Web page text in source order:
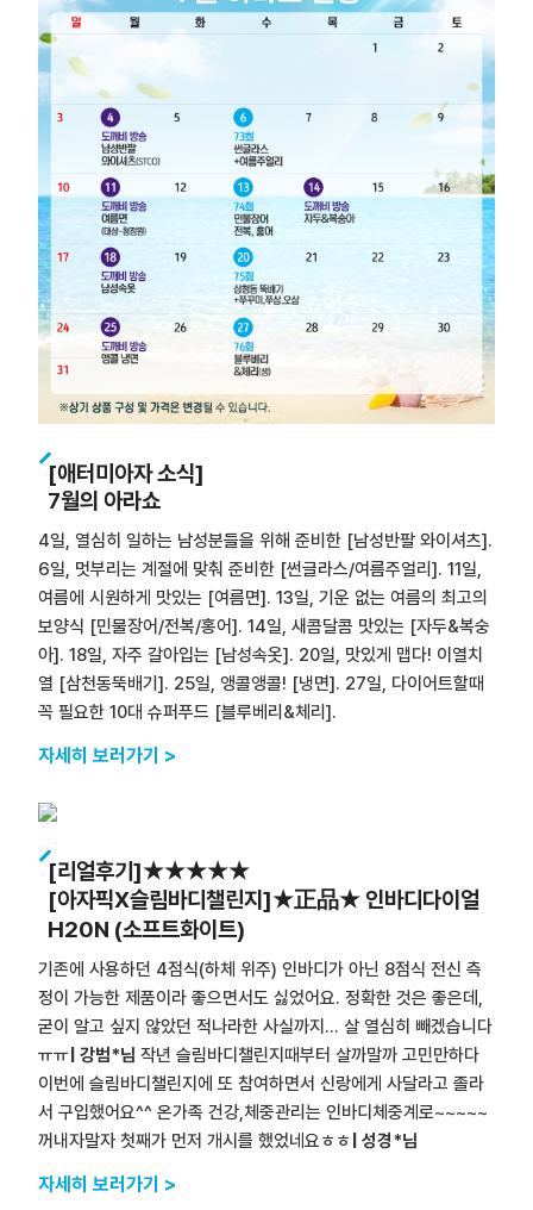
[애터미아자 소식]
7월의 아라쇼
4일, 열심히 일하는 남성분들을 위해 준비한 [남성반팔 와이셔츠].
6일, 멋부리는 계절에 맞춰 준비한 [썬글라스/여름주얼리]. 11일,
여름에 시원하게 맛있는 [여름면]. 13일, 기운 없는 여름의 최고의
보양식 [민물장어/전복/홍어]. 14일, 새콤달콤 맛있는 [자두&복숭
아]. 18일, 자주 갈아입는 [남성속옷]. 20일, 맛있게 맵다! 이열치
열 [삼천동뚝배기]. 25일, 앵콜앵콜! [냉면]. 27일, 다이어트할때
꼭 필요한 10대 슈퍼푸드 [블루베리&체리].
자세히 보러가기 >
[리얼후기]★★★★★
[아자픽X슬림바디챌린지]★正品★ 인바디다이얼
H20N (소프트화이트)
기존에 사용하던 4점식(하체 위주) 인바디가 아닌 8점식 전신 측
정이 가능한 제품이라 좋으면서도 싫었어요. 정확한 것은 좋은데,
굳이 알고 싶지 않았던 적나라한 사실까지... 살 열심히 빼겠습니다
ㅠㅠ | 강범*님 작년 슬림바디챌린지때부터 살까말까 고민만하다
이번에 슬림바디챌린지에 또 참여하면서 신랑에게 사달라고 졸라
서 구입했어요^^ 온가족 건강,체중관리는 인바디체중계로~~~~~
꺼내자말자 첫째가 먼저 개시를 했었네요ㅎㅎ
| 성경*님
자세히 보러가기 >